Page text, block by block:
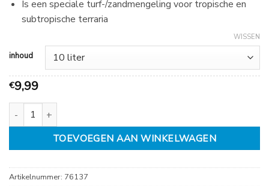
9,99
tot
Is een speciale turf-/zandmengeling voor tropische en
subtropische terraria
inhoud
WISSEN
€9,99
NatuurHumus bodemsubstraat aantal
TOEVOEGEN AAN WINKELWAGEN
Artikelnummer: 76137